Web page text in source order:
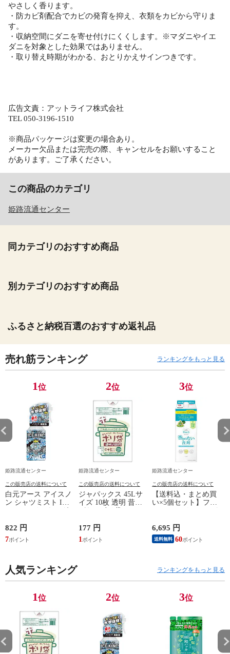
やさしく香ります。
・防カビ剤配合でカビの発育を抑え、衣類をカビから守りま
す。
・収納空間にダニを寄せ付けにくくします。※マダニやイエ
ダニを対象とした効果ではありません。
・取り替え時期がわかる、おとりかえサインつきです。
広告文責：アットライフ株式会社
TEL 050-3196-1510
※商品パッケージは変更の場合あり。
メーカー欠品または完売の際、キャンセルをお願いすること
があります。ご了承ください。
この商品のカテゴリ
姫路流通センター
同カテゴリのおすすめ商品
別カテゴリのおすすめ商品
ふるさと納税百選のおすすめ返礼品
売れ筋ランキング ランキングをもっと見る
1位
姫路流通センター
この販売店の送料について
白元アース アイスノ
ン シャツミスト ICE
822 円
7
2位
姫路流通センター
この販売店の送料について
ジャパックス 45Lサ
イズ 10枚 透明 昔な
( 4521684750433 )
177 円
1
3位
姫路流通センター
この販売店の送料について
【送料込・まとめ買
い×5個セット】ファ
1500g 詰替用 洗濯用
洗剤
6,695 円
送料無料 60
人気ランキング ランキングをもっと見る
1位 2位 3位